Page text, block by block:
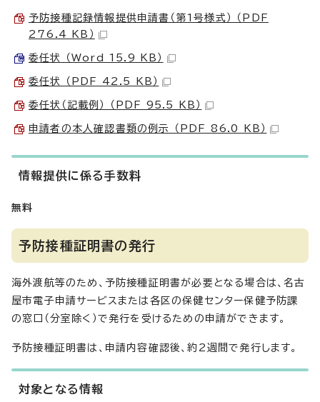
予防接種記録情報提供申請書（第1号様式） （PDF
276.4 KB）
委任状 （Word 15.9 KB）
委任状 （PDF 42.5 KB）
委任状（記載例） （PDF 95.5 KB）
申請者の本人確認書類の例示 （PDF 86.0 KB）
情報提供に係る手数料
無料
予防接種証明書の発行
海外渡航等のため、予防接種証明書が必要となる場合は、名古
屋市電子申請サービスまたは各区の保健センター保健予防課
の窓口（分室除く）で発行を受けるための申請ができます。
予防接種証明書は、申請内容確認後、約2週間で発行します。
対象となる情報